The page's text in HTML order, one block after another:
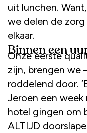
uit lunchen.
we delen de
elkaar.
Binnen een
Onze eerste
zijn, brengen we
roddelend door.
Jeroen een week
hotel gingen om
ALTIJD